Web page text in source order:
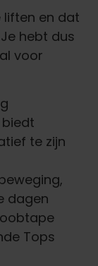
liften en dat
hebt dus
voor
te zijn
dagen
Tops